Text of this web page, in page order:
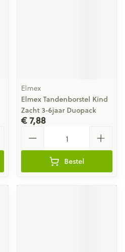
Elmex
Elmex Tandenborstel Kind
Zacht 3-6jaar Duopack
€ 7,88
Bestel